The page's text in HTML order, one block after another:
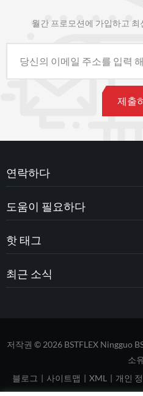
월간 프로모션에 가입하고
연락하다
도움이 필요하다
핫 태그
최근 소식
저작권 © 2026 BSTFLEX Ningguo
소
블로그 | 사이트맵 | XML | 개인